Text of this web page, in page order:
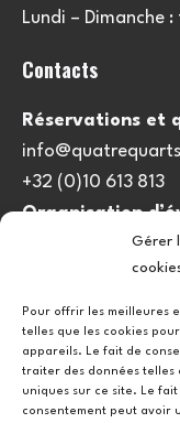
Gérer
Pour offrir les meilleures
telles que les cookies
appareils. Le fait de
traiter des données telles
uniques sur ce site. Le
consentement peut avoir
Lundi – Dimanche
Contacts
Réservations et
+32 (0)10 613 813
Organisation
Politique de